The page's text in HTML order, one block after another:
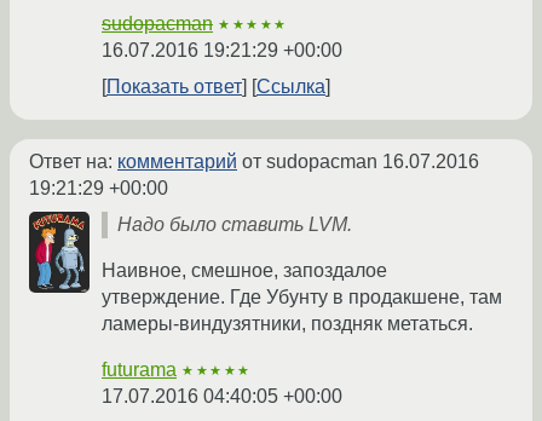
sudopacman ★★★★★
16.07.2016 19:21:29 +00:00
Показать ответ
Ссылка
Ответ на: комментарий от sudopacman 16.07.2016
19:21:29 +00:00
Надо было ставить LVM.
Наивное, смешное, запоздалое
утверждение. Где Убунту в продакшене, там
ламеры-виндузятники, поздняк метаться.
futurama ★★★★★
17.07.2016 04:40:05 +00:00